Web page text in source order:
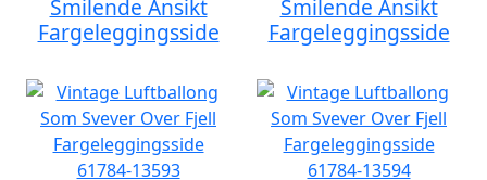
Smilende Ansikt
Fargeleggingsside
Smilende Ansikt
Fargeleggingsside